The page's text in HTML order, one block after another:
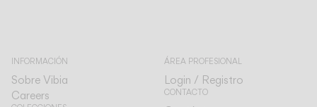
INFORMACIÓN
Sobre Vibia
Careers
ÁREA PROFESIONAL
Login / Registro
CONTACTO